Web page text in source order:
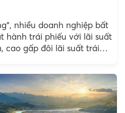
nhiều doanh nghiệp bất
hành trái phiếu với lãi suất
cao gấp đôi lãi suất trái